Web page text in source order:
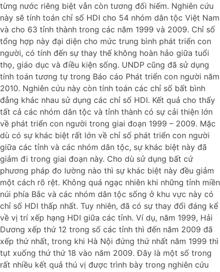
từng nước riêng biệt vẫn còn tương đối hiếm. Nghiên cứu
này sẽ tính toán chỉ số HDI cho 54 nhóm dân tộc Việt Nam
và cho 63 tỉnh thành trong các năm 1999 và 2009. Chỉ số
tổng hợp này đại diện cho mức trung bình phát triển con
người, có tính đến sự thay thế không hoàn hảo giữa tuổi
thọ, giáo dục và điều kiện sống. UNDP cũng đã sử dụng
tính toán tương tự trong Báo cáo Phát triển con người năm
2010. Nghiên cứu này còn tính toán các chỉ số bất bình
đẳng khác nhau sử dụng các chỉ số HDI. Kết quả cho thấy
tất cả các nhóm dân tộc và tỉnh thành có sự cải thiện lớn
về phát triển con người trong giai đoạn 1999 – 2009. Mặc
dù có sự khác biệt rất lớn về chỉ số phát triển con người
giữa các tỉnh và các nhóm dân tộc, sự khác biệt này đã
giảm đi trong giai đoạn này. Cho dù sử dụng bất cứ
phương pháp đo lường nào thì sự khác biệt này đều giảm
một cách rõ rệt. Không quá ngạc nhiên khi những tỉnh miền
núi phía Bắc và các nhóm dân tộc sống ở khu vực này có
chỉ số HDI thấp nhất. Tuy nhiên, đã có sự thay đổi đáng kể
về vị trí xếp hạng HDI giữa các tỉnh. Ví dụ, năm 1999, Hải
Dương xếp thứ 12 trong số các tỉnh thì đến năm 2009 đã
xếp thứ nhất, trong khi Hà Nội đứng thứ nhất năm 1999 thì
tụt xuống thứ thứ 18 vào năm 2009. Đây là một số trong
rất nhiều kết quả thú vị được trình bày trong nghiên cứu